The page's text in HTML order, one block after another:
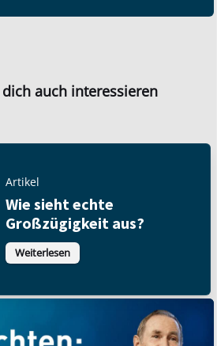
auch interessieren
Artikel
Wie sieht echte
Großzügigkeit aus?
Weiterlesen